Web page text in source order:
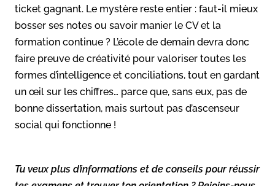
ticket gagnant. Le mystère reste entier : faut-il mieux
bosser ses notes ou savoir manier le CV et la
formation continue ? L’école de demain devra donc
faire preuve de créativité pour valoriser toutes les
formes d’intelligence et conciliations, tout en gardant
un œil sur les chiffres… parce que, sans eux, pas de
bonne dissertation, mais surtout pas d’ascenseur
social qui fonctionne !
Tu veux plus d’informations et de conseils pour réussir